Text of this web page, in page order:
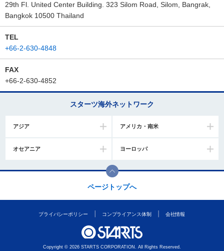
29th Fl. United Center Building. 323 Silom Road, Silom, Bangrak,
Bangkok 10500 Thailand
TEL
+66-2-630-4848
FAX
+66-2-630-4852
スターツ海外ネットワーク
アジア アメリカ・南米
オセアニア ヨーロッパ
ページトップへ
プライバシーポリシー コンプライアンス体制 会社情報
Copyright © 2026 STARTS CORPORATION. All Rights Reserved.